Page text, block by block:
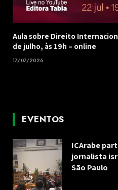
Aula sobre Direito
de julho, às 19h – online
17/07/2026
EVENTOS
ICArabe
jornalista
São Paulo